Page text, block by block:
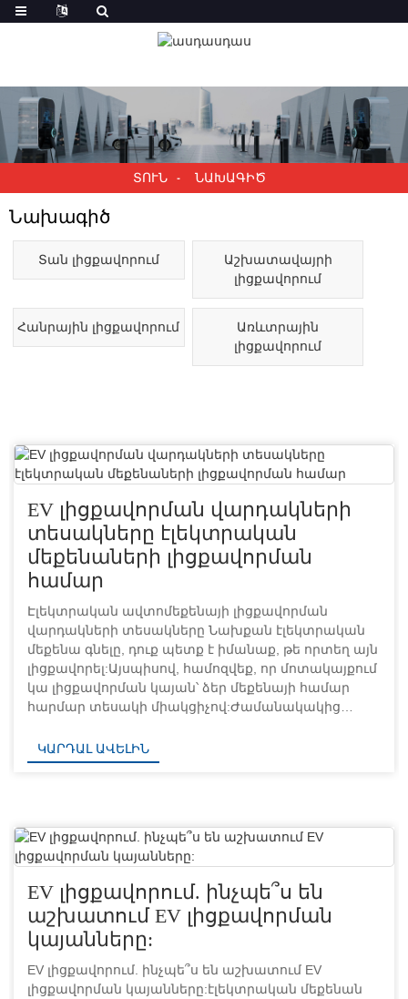
ՏՈՒՆ ՆԱԽԱԳԻԾ
Նախագիծ
Տան լիցքավորում
Աշխատավայրի
լիցքավորում
Հանրային լիցքավորում
Առևտրային
լիցքավորում
EV լիցքավորման վարդակների
տեսակները էլեկտրական
մեքենաների լիցքավորման
համար
Էլեկտրական ավտոմեքենայի լիցքավորման
վարդակների տեսակները Նախքան էլեկտրական
մեքենա գնելը, դուք պետք է իմանաք, թե որտեղ այն
լիցքավորել:Այսպիսով, համոզվեք, որ մոտակայքում
կա լիցքավորման կայան՝ ձեր մեքենայի համար
հարմար տեսակի միակցիչով:Ժամանակակից
տեսակի միակցիչները և ինչպես տարբերել ...
ԿԱՐԴԱԼ ԱՎԵԼԻՆ
EV լիցքավորում. ինչպե՞ս են
աշխատում EV լիցքավորման
կայանները:
EV լիցքավորում. ինչպե՞ս են աշխատում EV
լիցքավորման կայանները:էլեկտրական մեքենան